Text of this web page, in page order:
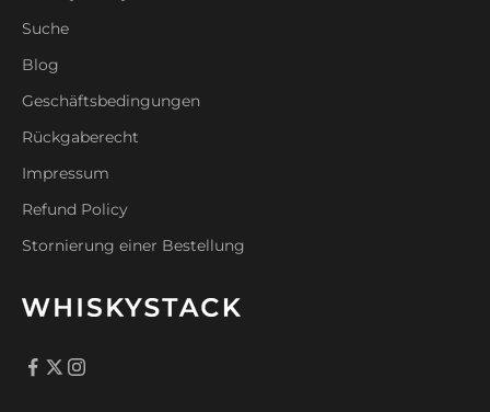
Suche
Blog
Geschäftsbedingungen
Rückgaberecht
Impressum
Refund Policy
Stornierung einer Bestellung